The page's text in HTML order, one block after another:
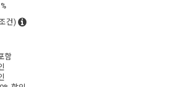
건)
함